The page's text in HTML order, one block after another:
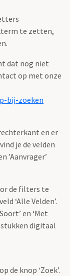
te zetten,
dat nog niet
op met onze
bij-zoeken
en er
je de velden
’Aanvrager’
de filters te
‘Alle Velden’.
en ‘Met
digitaal
de knop ‘Zoek’.